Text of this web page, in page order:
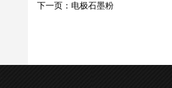
下一页： 电极石墨粉